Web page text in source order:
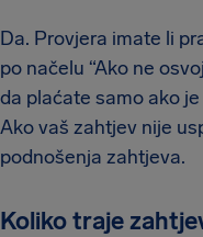
Da. Provjera imate li
po načelu “Ako ne
da plaćate samo ako
Ako vaš zahtjev nije
podnošenja zahtjeva.
Koliko traje